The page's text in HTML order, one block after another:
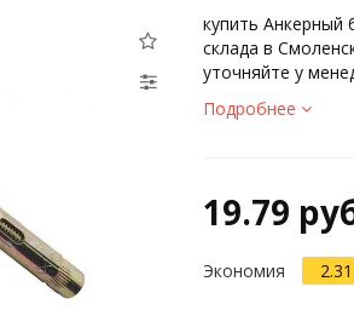
купить
склада в
уточняйте у
Подробнее
19.79
Экономия